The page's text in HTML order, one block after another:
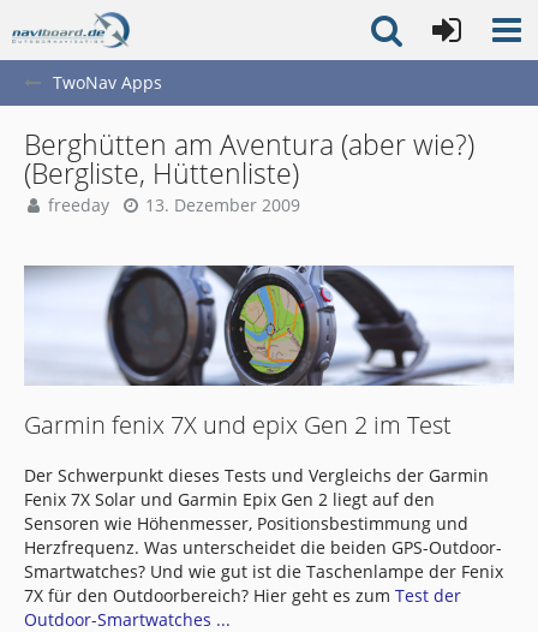
TwoNav Apps
Berghütten am Aventura (aber wie?)
(Bergliste, Hüttenliste)
freeday 13. Dezember 2009
Garmin fenix 7X und epix Gen 2 im Test
Der Schwerpunkt dieses Tests und Vergleichs der Garmin
Fenix 7X Solar und Garmin Epix Gen 2 liegt auf den
Sensoren wie Höhenmesser, Positionsbestimmung und
Herzfrequenz. Was unterscheidet die beiden GPS-Outdoor-
Smartwatches? Und wie gut ist die Taschenlampe der Fenix
7X für den Outdoorbereich? Hier geht es zum Test der
Outdoor-Smartwatches ...